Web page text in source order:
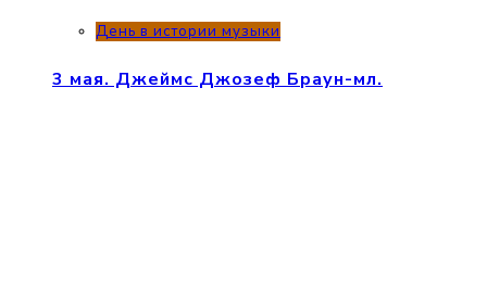
День в истории музыки
3 мая. Джеймс Джозеф Браун-мл.